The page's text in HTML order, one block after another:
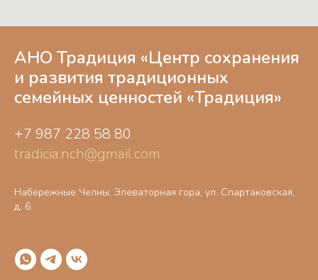
АНО Традиция «‎Центр сохранения
и развития традиционных
семейных ценностей «‎Традиция»
+7 987 228 58 80
tradicia.nch@gmail.com
Набережные Челны, Элеваторная гора, ул. Спартаковская,
д. 6